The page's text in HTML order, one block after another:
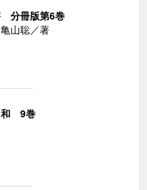
分冊版第6巻
山聡／著
和 9巻